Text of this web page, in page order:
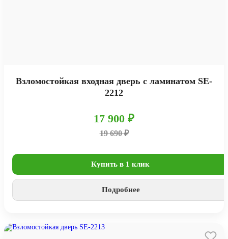
Взломостойкая входная дверь с ламинатом SE-
2212
17 900 ₽
19 690 ₽
Купить в 1 клик
Подробнее